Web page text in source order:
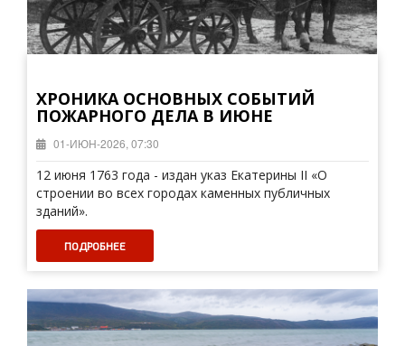
ХРОНИКА ОСНОВНЫХ СОБЫТИЙ
ПОЖАРНОГО ДЕЛА В ИЮНЕ
01-ИЮН-2026, 07:30
12 июня 1763 года - издан указ Екатерины II «О
строении во всех городах каменных публичных
зданий».
ПОДРОБНЕЕ